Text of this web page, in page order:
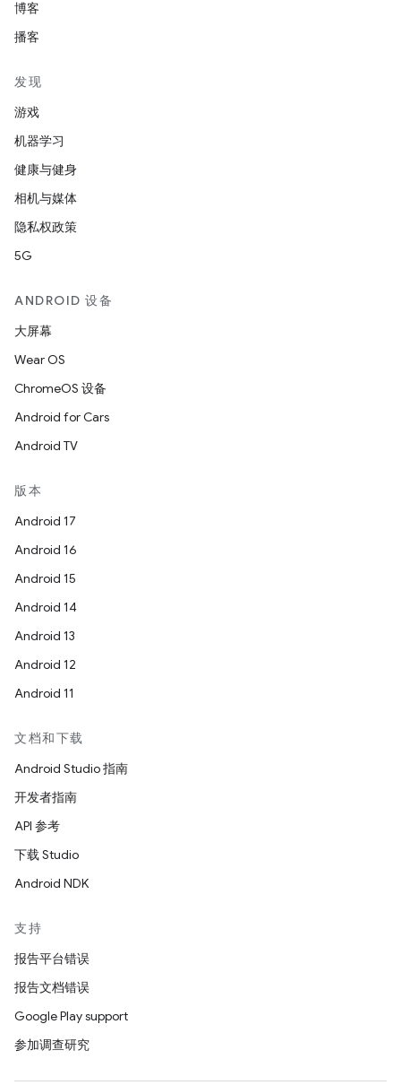
博客
播客
发现
游戏
机器学习
健康与健身
相机与媒体
隐私权政策
5G
ANDROID 设备
大屏幕
Wear OS
ChromeOS 设备
Android for Cars
Android TV
版本
Android 17
Android 16
Android 15
Android 14
Android 13
Android 12
Android 11
文档和下载
Android Studio 指南
开发者指南
API 参考
下载 Studio
Android NDK
支持
报告平台错误
报告文档错误
Google Play support
参加调查研究